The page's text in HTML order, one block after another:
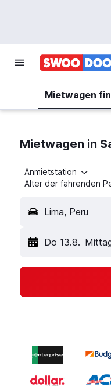
Mietwagen
Mietwagen in
Anmietstation
Alter der fahrenden
Lima, Peru
Do 13.8.